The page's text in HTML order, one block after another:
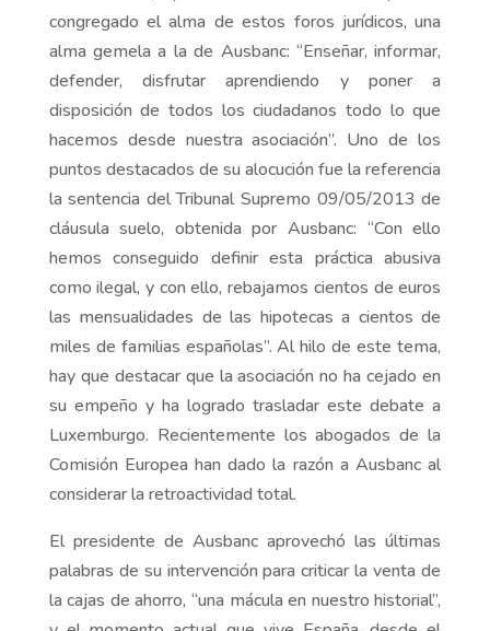
congregado el alma de estos foros jurídicos, una
alma gemela a la de Ausbanc: “Enseñar, informar,
defender, disfrutar aprendiendo y poner a
disposición de todos los ciudadanos todo lo que
hacemos desde nuestra asociación”. Uno de los
puntos destacados de su alocución fue la referencia
la sentencia del Tribunal Supremo 09/05/2013 de
cláusula suelo, obtenida por Ausbanc: “Con ello
hemos conseguido definir esta práctica abusiva
como ilegal, y con ello, rebajamos cientos de euros
las mensualidades de las hipotecas a cientos de
miles de familias españolas”. Al hilo de este tema,
hay que destacar que la asociación no ha cejado en
su empeño y ha logrado trasladar este debate a
Luxemburgo. Recientemente los abogados de la
Comisión Europea han dado la razón a Ausbanc al
considerar la retroactividad total.
El presidente de Ausbanc aprovechó las últimas
palabras de su intervención para criticar la venta de
la cajas de ahorro, “una mácula en nuestro historial”,